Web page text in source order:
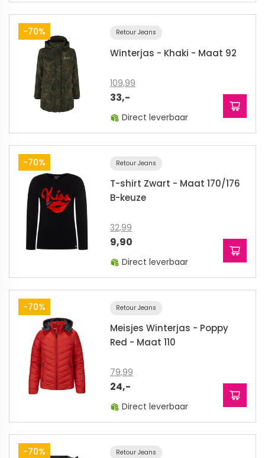
-70% Retour Jeans
Winterjas - Khaki - Maat 92
109,99
33,-
Direct leverbaar
-70% Retour Jeans
T-shirt Zwart - Maat 170/176
B-keuze
32,99
9,90
Direct leverbaar
-70% Retour Jeans
Meisjes Winterjas - Poppy
Red - Maat 110
79,99
24,-
Direct leverbaar
-70% Retour Jeans